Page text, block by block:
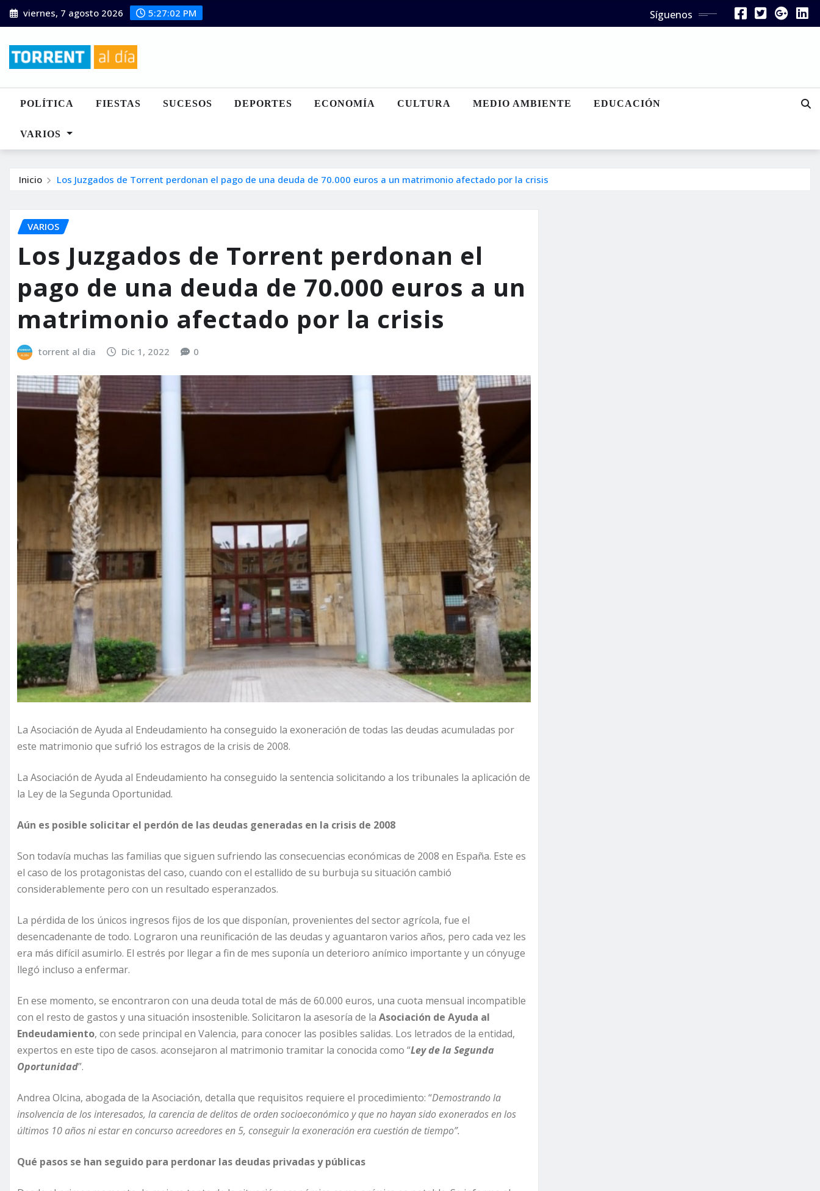
Saltar
al
viernes, 7 agosto 2026 5:27:03 PM Síguenos
POLÍTICA FIESTAS SUCESOS DEPORTES ECONOMÍA CULTURA MEDIO AMBIENTE EDUCACIÓN
VARIOS
Inicio Los Juzgados de Torrent perdonan el pago de una deuda de 70.000 euros a un matrimonio afectado por la crisis
VARIOS
Los Juzgados de Torrent perdonan el
pago de una deuda de 70.000 euros a un
matrimonio afectado por la crisis
torrent al dia Dic 1, 2022 0
La Asociación de Ayuda al Endeudamiento ha conseguido la exoneración de todas las deudas acumuladas por
este matrimonio que sufrió los estragos de la crisis de 2008.
La Asociación de Ayuda al Endeudamiento ha conseguido la sentencia solicitando a los tribunales la aplicación de
la Ley de la Segunda Oportunidad.
Aún es posible solicitar el perdón de las deudas generadas en la crisis de 2008
Son todavía muchas las familias que siguen sufriendo las consecuencias económicas de 2008 en España. Este es
el caso de los protagonistas del caso, cuando con el estallido de su burbuja su situación cambió
considerablemente pero con un resultado esperanzados.
La pérdida de los únicos ingresos fijos de los que disponían, provenientes del sector agrícola, fue el
desencadenante de todo. Lograron una reunificación de las deudas y aguantaron varios años, pero cada vez les
era más difícil asumirlo. El estrés por llegar a fin de mes suponía un deterioro anímico importante y un cónyuge
llegó incluso a enfermar.
En ese momento, se encontraron con una deuda total de más de 60.000 euros, una cuota mensual incompatible
con el resto de gastos y una situación insostenible. Solicitaron la asesoría de la Asociación de Ayuda al
Endeudamiento, con sede principal en Valencia, para conocer las posibles salidas. Los letrados de la entidad,
expertos en este tipo de casos. aconsejaron al matrimonio tramitar la conocida como “Ley de la Segunda
Oportunidad”.
Andrea Olcina, abogada de la Asociación, detalla que requisitos requiere el procedimiento: “Demostrando la
insolvencia de los interesados, la carencia de delitos de orden socioeconómico y que no hayan sido exonerados en los
últimos 10 años ni estar en concurso acreedores en 5, conseguir la exoneración era cuestión de tiempo”.
Qué pasos se han seguido para perdonar las deudas privadas y públicas